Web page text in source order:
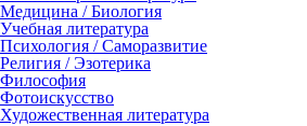
Медицина / Биология
Учебная литература
Психология / Саморазвитие
Религия / Эзотерика
Философия
Фотоискусство
Художественная литература